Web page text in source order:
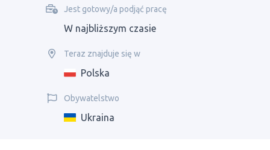
Jest gotowy/a podjąć pracę
W najbliższym czasie
Teraz znajduje się w
Polska
Obywatelstwo
Ukraina